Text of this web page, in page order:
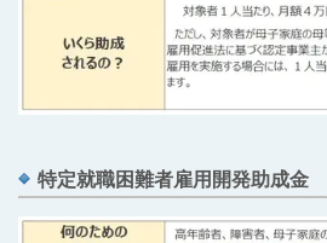
特定就職困難者雇用開発助成金